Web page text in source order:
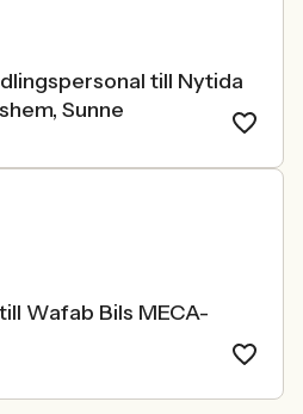
till Nytida
Sunne
Wafab Bils MECA-